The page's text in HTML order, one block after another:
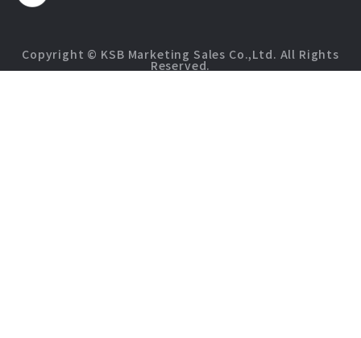
Copyright © KSB Marketing Sales Co.,Ltd. All Rights
Reserved.